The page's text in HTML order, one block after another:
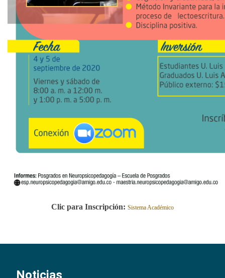
Clic para Inscripción: Sistema Académico
Noticias